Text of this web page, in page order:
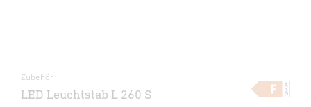
Zubehör
LED Leuchtstab L 260 S